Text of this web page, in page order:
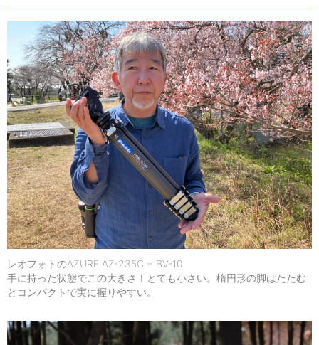
レオフォトのAZURE AZ-235C + BV-10
手に持った状態でこの大きさ！とても小さい。楕円形の脚はたたむ
とコンパクトで実に握りやすい。